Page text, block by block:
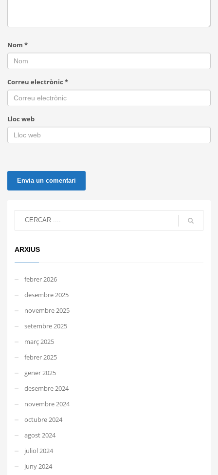
Nom *
Correu electrònic *
Lloc web
ARXIUS
febrer 2026
desembre 2025
novembre 2025
setembre 2025
març 2025
febrer 2025
gener 2025
desembre 2024
novembre 2024
octubre 2024
agost 2024
juliol 2024
juny 2024